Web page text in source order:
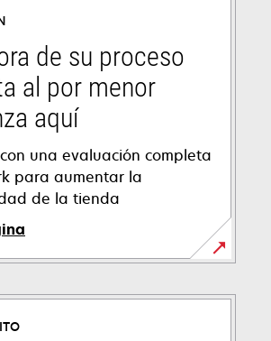
de su proceso
al por menor
aquí
una evaluación completa
para aumentar la
de la tienda